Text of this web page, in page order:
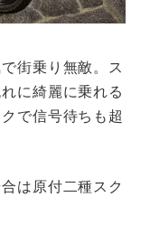
街乗り無敵。ス
に綺麗に乗れる
で信号待ちも超
は原付二種スク